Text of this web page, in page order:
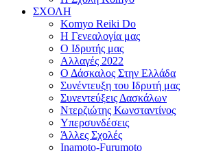
ΣΧΟΛΗ
Komyo Reiki Do
Η Γενεαλογία μας
Ο Ιδρυτής μας
Αλλαγές 2022
Ο Δάσκαλος Στην Ελλάδα
Συνέντευξη του Ιδρυτή μας
Συνεντεύξεις Δασκάλων
Ντερζιώτης Κωνσταντίνος
Υπερσυνδέσεις
Άλλες Σχολές
Inamoto-Furumoto